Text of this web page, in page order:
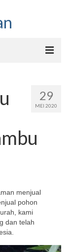
29
MEI 2020
menjual
pohon
kami
dan telah